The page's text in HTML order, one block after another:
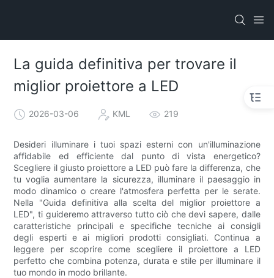
La guida definitiva per trovare il
miglior proiettore a LED
2026-03-06 KML 219
Desideri illuminare i tuoi spazi esterni con un'illuminazione
affidabile ed efficiente dal punto di vista energetico?
Scegliere il giusto proiettore a LED può fare la differenza, che
tu voglia aumentare la sicurezza, illuminare il paesaggio in
modo dinamico o creare l'atmosfera perfetta per le serate.
Nella "Guida definitiva alla scelta del miglior proiettore a
LED", ti guideremo attraverso tutto ciò che devi sapere, dalle
caratteristiche principali e specifiche tecniche ai consigli
degli esperti e ai migliori prodotti consigliati. Continua a
leggere per scoprire come scegliere il proiettore a LED
perfetto che combina potenza, durata e stile per illuminare il
tuo mondo in modo brillante.